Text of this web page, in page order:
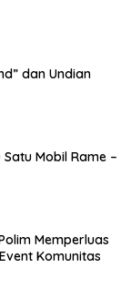
dan Undian
Mobil Rame –
Memperluas
Komunitas